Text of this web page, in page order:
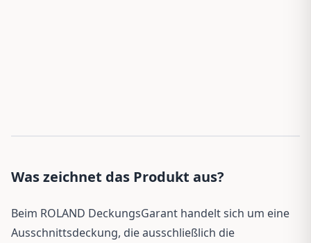
Was zeichnet das Produkt aus?
Beim ROLAND DeckungsGarant handelt sich um eine
Ausschnittsdeckung, die ausschließlich die